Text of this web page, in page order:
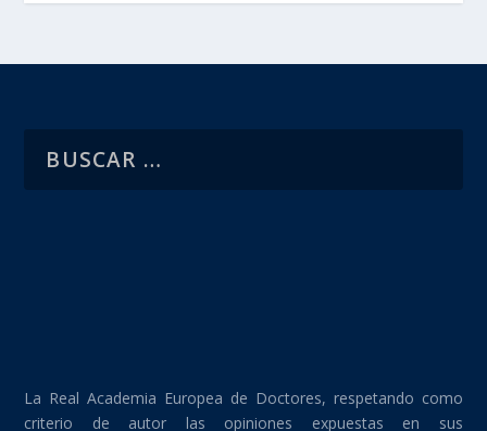
La Real Academia Europea de Doctores, respetando como
criterio de autor las opiniones expuestas en sus